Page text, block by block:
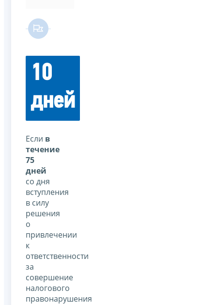
10
дней
Если в
течение
75
дней
со дня
вступления
в силу
решения
о
привлечении
к
ответственности
за
совершение
налогового
правонарушения